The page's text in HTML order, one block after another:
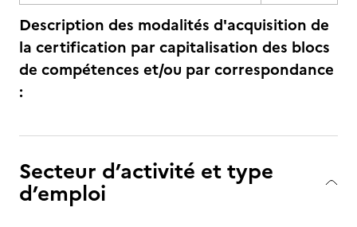
Description des modalités d'acquisition de
la certification par capitalisation des blocs
de compétences et/ou par correspondance
:
Secteur d’activité et type
d’emploi